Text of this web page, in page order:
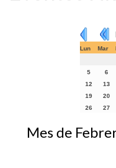
Lun Mar
5
6
12
13
19
20
26
27
Mes de